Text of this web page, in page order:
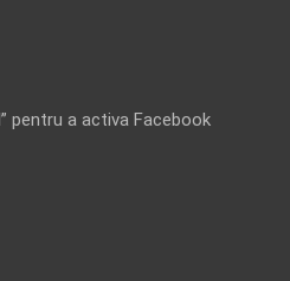
pentru a activa Facebook